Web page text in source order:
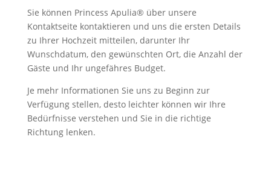
Sie können Princess Apulia® über unsere
Kontaktseite kontaktieren und uns die ersten Details
zu Ihrer Hochzeit mitteilen, darunter Ihr
Wunschdatum, den gewünschten Ort, die Anzahl der
Gäste und Ihr ungefähres Budget.
Je mehr Informationen Sie uns zu Beginn zur
Verfügung stellen, desto leichter können wir Ihre
Bedürfnisse verstehen und Sie in die richtige
Richtung lenken.